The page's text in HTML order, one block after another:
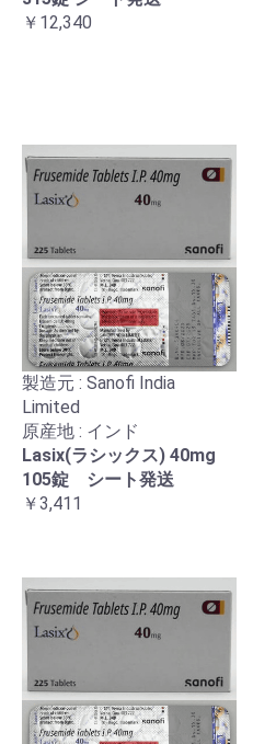
￥12,340
製造元 : Sanofi India
Limited
原産地 : インド
Lasix(ラシックス) 40mg
105錠 シート発送
￥3,411